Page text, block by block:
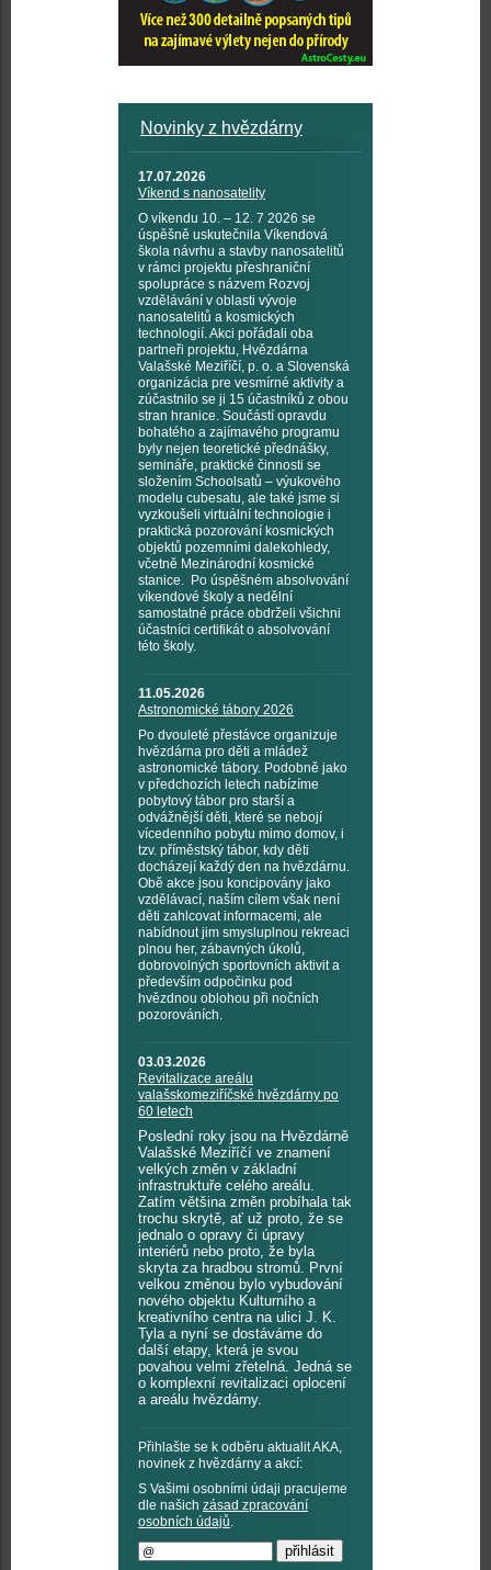
Novinky z hvězdárny
17.07.2026
Víkend s nanosatelity
O víkendu 10. – 12. 7 2026 se
úspěšně uskutečnila Víkendová
škola návrhu a stavby nanosatelitů
v rámci projektu přeshraniční
spolupráce s názvem Rozvoj
vzdělávání v oblasti vývoje
nanosatelitů a kosmických
technologií. Akci pořádali oba
partneři projektu, Hvězdárna
Valašské Meziříčí, p. o. a Slovenská
organizácia pre vesmírné aktivity a
zúčastnilo se ji 15 účastníků z obou
stran hranice. Součástí opravdu
bohatého a zajímavého programu
byly nejen teoretické přednášky,
semináře, praktické činnosti se
složením Schoolsatů – výukového
modelu cubesatu, ale také jsme si
vyzkoušeli virtuální technologie i
praktická pozorování kosmických
objektů pozemními dalekohledy,
včetně Mezinárodní kosmické
stanice. Po úspěšném absolvování
víkendové školy a nedělní
samostatné práce obdrželi všichni
účastníci certifikát o absolvování
této školy.
11.05.2026
Astronomické tábory 2026
Po dvouleté přestávce organizuje
hvězdárna pro děti a mládež
astronomické tábory. Podobně jako
v předchozích letech nabízíme
pobytový tábor pro starší a
odvážnější děti, které se nebojí
vícedenního pobytu mimo domov, i
tzv. příměstský tábor, kdy děti
docházejí každý den na hvězdárnu.
Obě akce jsou koncipovány jako
vzdělávací, naším cílem však není
děti zahlcovat informacemi, ale
nabídnout jim smysluplnou rekreaci
plnou her, zábavných úkolů,
dobrovolných sportovních aktivit a
především odpočinku pod
hvězdnou oblohou při nočních
pozorováních.
03.03.2026
Revitalizace areálu
valašskomeziříčské hvězdárny po
60 letech
Poslední roky jsou na Hvězdárně
Valašské Meziříčí ve znamení
velkých změn v základní
infrastruktuře celého areálu.
Zatím většina změn probíhala tak
trochu skrytě, ať už proto, že se
jednalo o opravy či úpravy
interiérů nebo proto, že byla
skryta za hradbou stromů. První
velkou změnou bylo vybudování
nového objektu Kulturního a
kreativního centra na ulici J. K.
Tyla a nyní se dostáváme do
další etapy, která je svou
povahou velmi zřetelná. Jedná se
o komplexní revitalizaci oplocení
a areálu hvězdárny.
Přihlašte se k odběru aktualit AKA,
novinek z hvězdárny a akcí:
S Vašimi osobními údaji pracujeme
dle našich zásad zpracování
osobních údajů.